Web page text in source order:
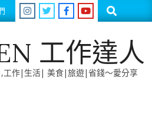
Search
工作達人
,工作|生活| 美食|旅遊|省錢～愛分享